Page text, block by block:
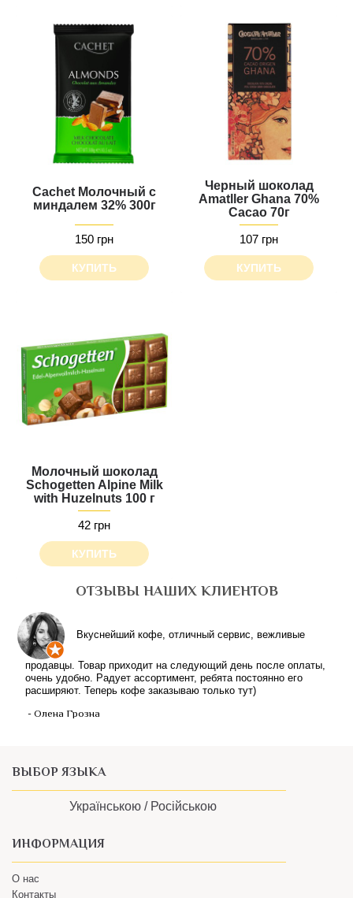
Cachet Молочный с
миндалем 32% 300г
150 грн
КУПИТЬ
Черный шоколад
Amatller Ghana 70%
Cacao 70г
107 грн
КУПИТЬ
Молочный шоколад
Schogetten Alpine Milk
with Huzelnuts 100 г
42 грн
КУПИТЬ
ОТЗЫВЫ НАШИХ КЛИЕНТОВ
Вкуснейший кофе, отличный сервис, вежливые
продавцы. Товар приходит на следующий день после оплаты,
очень удобно. Радует ассортимент, ребята постоянно его
расширяют. Теперь кофе заказываю только тут)
- Олена Грозна